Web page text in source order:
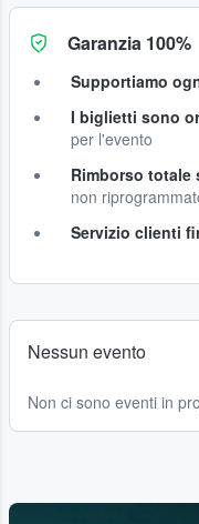
Garanzia 100%
Supportiamo
I biglietti sono
per l'evento
Rimborso totale
non
Servizio clienti
Nessun evento
Non ci sono eventi in